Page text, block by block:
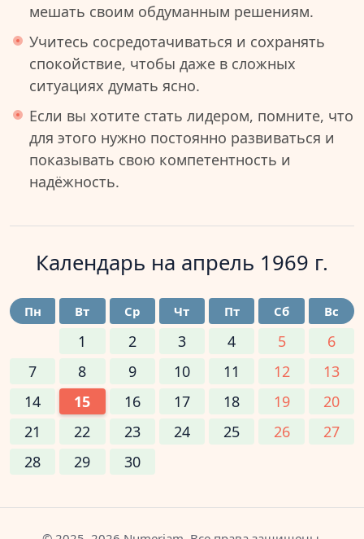
мешать своим обдуманным решениям.
Учитесь сосредотачиваться и сохранять
спокойствие, чтобы даже в сложных
ситуациях думать ясно.
Если вы хотите стать лидером, помните, что
для этого нужно постоянно развиваться и
показывать свою компетентность и
надёжность.
Календарь на апрель 1969 г.
Пн Вт Ср Чт Пт Сб Вс
1 2 3 4 5
6
7
8 9 10 11 12
13
14
15 16 17 18 19
20
21
22 23 24 25 26
27
28
29 30